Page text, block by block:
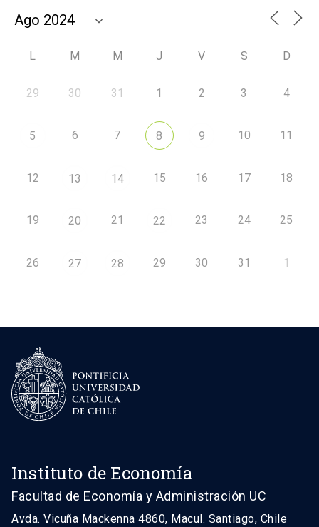
L M M J V S D
29 30 31 1 2 3 4
5 6 7 8 9 10 11
12 13 14 15 16 17 18
19 20 21 22 23 24 25
26 27 28 29 30 31 1
Instituto de Economía
Facultad de Economía y Administración UC
Avda. Vicuña Mackenna 4860, Macul. Santiago, Chile